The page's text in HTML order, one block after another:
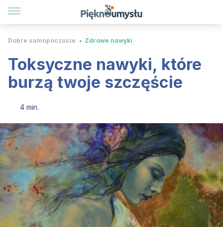
Dobre samopoczucie Zdrowe nawyki
Toksyczne nawyki, które
burzą twoje szczęście
4 min.